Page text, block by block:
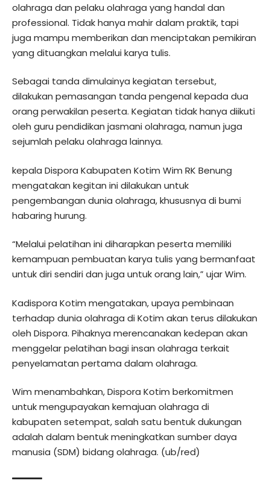
olahraga dan pelaku olahraga yang handal dan
professional. Tidak hanya mahir dalam praktik, tapi
juga mampu memberikan dan menciptakan pemikiran
yang dituangkan melalui karya tulis.
Sebagai tanda dimulainya kegiatan tersebut,
dilakukan pemasangan tanda pengenal kepada dua
orang perwakilan peserta. Kegiatan tidak hanya diikuti
oleh guru pendidikan jasmani olahraga, namun juga
sejumlah pelaku olahraga lainnya.
kepala Dispora Kabupaten Kotim Wim RK Benung
mengatakan kegitan ini dilakukan untuk
pengembangan dunia olahraga, khususnya di bumi
habaring hurung.
“Melalui pelatihan ini diharapkan peserta memiliki
kemampuan pembuatan karya tulis yang bermanfaat
untuk diri sendiri dan juga untuk orang lain,” ujar Wim.
Kadispora Kotim mengatakan, upaya pembinaan
terhadap dunia olahraga di Kotim akan terus dilakukan
oleh Dispora. Pihaknya merencanakan kedepan akan
menggelar pelatihan bagi insan olahraga terkait
penyelamatan pertama dalam olahraga.
Wim menambahkan, Dispora Kotim berkomitmen
untuk mengupayakan kemajuan olahraga di
kabupaten setempat, salah satu bentuk dukungan
adalah dalam bentuk meningkatkan sumber daya
manusia (SDM) bidang olahraga. (ub/red)